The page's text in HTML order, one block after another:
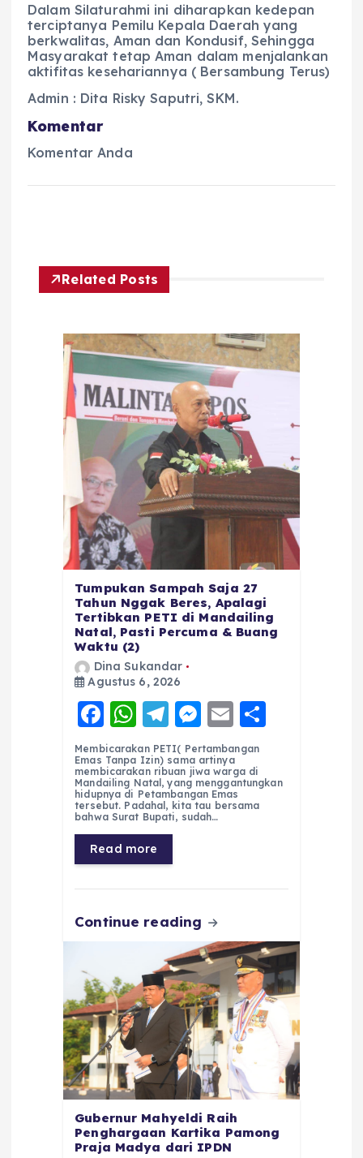
Dalam Silaturahmi ini diharapkan kedepan
terciptanya Pemilu Kepala Daerah yang
berkwalitas, Aman dan Kondusif, Sehingga
Masyarakat tetap Aman dalam menjalankan
aktifitas kesehariannya ( Bersambung Terus)
Admin : Dita Risky Saputri, SKM.
Komentar
Komentar Anda
Related Posts
Tumpukan Sampah Saja 27
Tahun Nggak Beres, Apalagi
Tertibkan PETI di Mandailing
Natal, Pasti Percuma & Buang
Waktu (2)
Dina Sukandar
Agustus 6, 2026
F
a
c
e
b
o
o
k
W
h
a
ts
A
p
p
T
el
e
g
r
a
m
M
e
ss
e
n
E
m
ai
l
re
Membicarakan PETI( Pertambangan
Emas Tanpa Izin) sama artinya
membicarakan ribuan jiwa warga di
Mandailing Natal, yang menggantungkan
hidupnya di Petambangan Emas
tersebut. Padahal, kita tau bersama
bahwa Surat Bupati, sudah…
Read more
Continue reading
Gubernur Mahyeldi Raih
Penghargaan Kartika Pamong
Praja Madya dari IPDN